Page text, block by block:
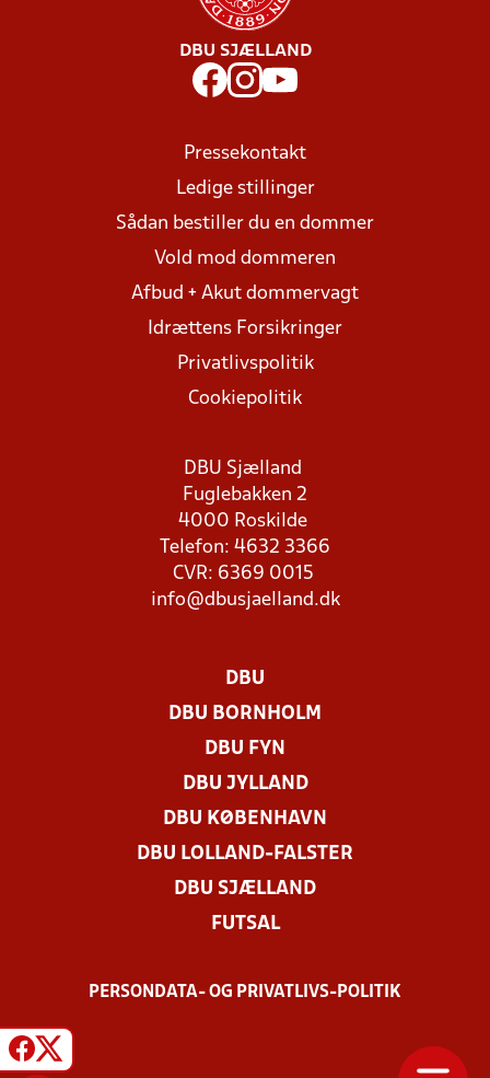
DBU SJÆLLAND
Pressekontakt
Ledige stillinger
Sådan bestiller du en dommer
Vold mod dommeren
Afbud + Akut dommervagt
Idrættens Forsikringer
Privatlivspolitik
Cookiepolitik
DBU Sjælland
Fuglebakken 2
4000 Roskilde
Telefon: 4632 3366
CVR: 6369 0015
info@dbusjaelland.dk
DBU
DBU BORNHOLM
DBU FYN
DBU JYLLAND
DBU KØBENHAVN
DBU LOLLAND-FALSTER
DBU SJÆLLAND
FUTSAL
PERSONDATA- OG PRIVATLIVS-POLITIK